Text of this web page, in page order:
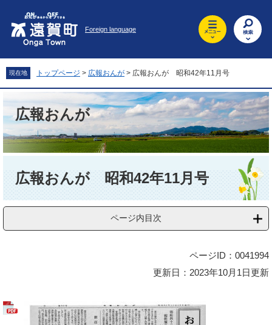
先
頭
を
飛
文
へ
Foreign language
現在地 トップページ > 広報おんが > 広報おんが 昭和42年11月号
広報おんが
広報おんが 昭和42年11月号
ページ内目次
ページID：0041994
更新日：2023年10月1日更新